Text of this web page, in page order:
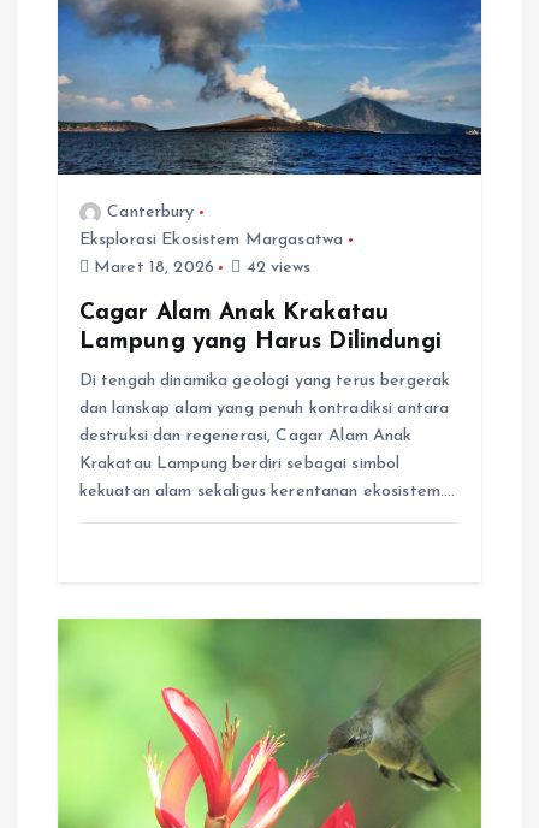
p
o
Canterbury
Eksplorasi Ekosistem Margasatwa
Maret 18, 2026
42 views
Cagar Alam Anak Krakatau
Lampung yang Harus Dilindungi
Di tengah dinamika geologi yang terus bergerak
dan lanskap alam yang penuh kontradiksi antara
destruksi dan regenerasi, Cagar Alam Anak
Krakatau Lampung berdiri sebagai simbol
kekuatan alam sekaligus kerentanan ekosistem.…